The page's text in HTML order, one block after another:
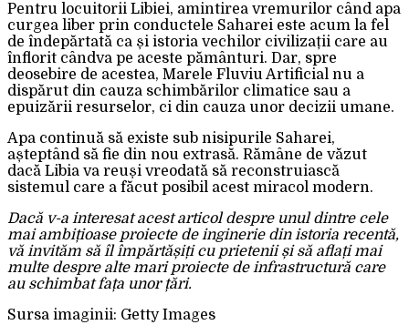
Pentru locuitorii Libiei, amintirea vremurilor când apa
curgea liber prin conductele Saharei este acum la fel
de îndepărtată ca și istoria vechilor civilizații care au
înflorit cândva pe aceste pământuri. Dar, spre
deosebire de acestea, Marele Fluviu Artificial nu a
dispărut din cauza schimbărilor climatice sau a
epuizării resurselor, ci din cauza unor decizii umane.
Apa continuă să existe sub nisipurile Saharei,
așteptând să fie din nou extrasă. Rămâne de văzut
dacă Libia va reuși vreodată să reconstruiască
sistemul care a făcut posibil acest miracol modern.
Dacă v-a interesat acest articol despre unul dintre cele
mai ambițioase proiecte de inginerie din istoria recentă,
vă invităm să îl împărtășiți cu prietenii și să aflați mai
multe despre alte mari proiecte de infrastructură care
au schimbat fața unor țări.
Sursa imaginii: Getty Images